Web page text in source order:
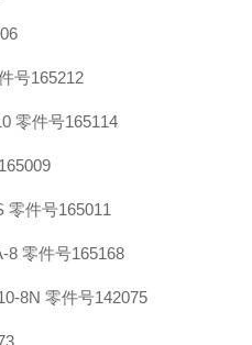
号165212
零件号165114
零件号165011
8 零件号165168
8N 零件号142075